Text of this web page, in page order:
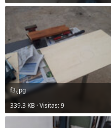
f3.jpg
339.3 KB · Visitas: 9